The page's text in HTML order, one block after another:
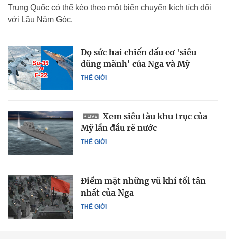
Trung Quốc có thể kéo theo một biến chuyển kịch tích đối
với Lầu Năm Góc.
THẾ GIỚI
Đọ sức hai chiến đấu cơ 'siêu
dũng mãnh' của Nga và Mỹ
THẾ GIỚI
Xem siêu tàu khu trục của
Mỹ lần đầu rẽ nước
THẾ GIỚI
Điểm mặt những vũ khí tối tân
nhất của Nga